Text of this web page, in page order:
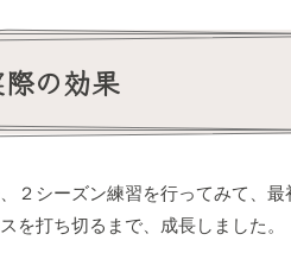
際の効果
２シーズン練習を行ってみて、最
を打ち切るまで、成長しました。